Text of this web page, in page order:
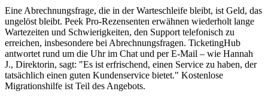
Eine Abrechnungsfrage, die in der Warteschleife bleibt, ist Geld, das
ungelöst bleibt. Peek Pro-Rezensenten erwähnen wiederholt lange
Wartezeiten und Schwierigkeiten, den Support telefonisch zu
erreichen, insbesondere bei Abrechnungsfragen. TicketingHub
antwortet rund um die Uhr im Chat und per E-Mail – wie Hannah
J., Direktorin, sagt: "Es ist erfrischend, einen Service zu haben, der
tatsächlich einen guten Kundenservice bietet." Kostenlose
Migrationshilfe ist Teil des Angebots.